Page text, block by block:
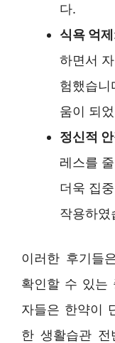
다.
식욕 억제
하면서
험했습니
움이 되
정신적
레스를
더욱 집
작용하였
이러한 후기들
확인할 수 있는
자들은 한약이
한 생활습관 전